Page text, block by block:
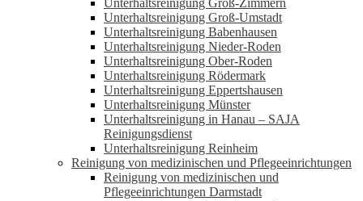
Unterhaltsreinigung Groß-Zimmern
Unterhaltsreinigung Groß-Umstadt
Unterhaltsreinigung Babenhausen
Unterhaltsreinigung Nieder-Roden
Unterhaltsreinigung Ober-Roden
Unterhaltsreinigung Rödermark
Unterhaltsreinigung Eppertshausen
Unterhaltsreinigung Münster
Unterhaltsreinigung in Hanau – SAJA
Reinigungsdienst
Unterhaltsreinigung Reinheim
Reinigung von medizinischen und Pflegeeinrichtungen
Reinigung von medizinischen und
Pflegeeinrichtungen Darmstadt